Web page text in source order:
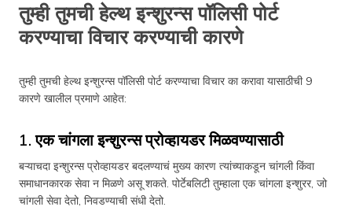
तुम्ही तुमची हेल्थ इन्शुरन्स पॉलिसी पोर्ट
करण्याचा विचार करण्याची कारणे
तुम्ही तुमची हेल्थ इन्शुरन्स पॉलिसी पोर्ट करण्याचा विचार का करावा यासाठीची 9
कारणे खालील प्रमाणे आहेत:
1. एक चांगला इन्शुरन्स प्रोव्हायडर मिळवण्यासाठी
बऱ्याचदा इन्शुरन्स प्रोव्हायडर बदलण्याचं मुख्य कारण त्यांच्याकडून चांगली किंवा
समाधानकारक सेवा न मिळणे असू शकते. पोर्टेबलिटी तुम्हाला एक चांगला इन्शुरर, जो
चांगली सेवा देतो, निवडण्याची संधी देतो.